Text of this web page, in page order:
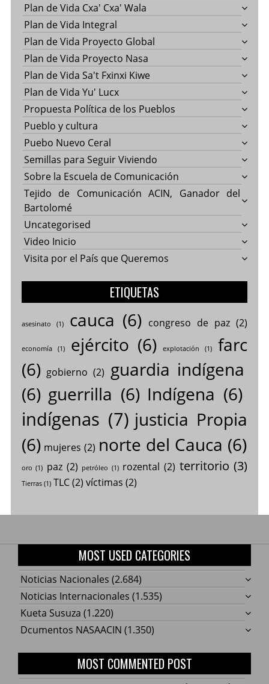
Plan de Vida Cxa' Cxa' Wala
Plan de Vida Integral
Plan de Vida Proyecto Global
Plan de Vida Proyecto Nasa
Plan de Vida Sa't Fxinxi Kiwe
Plan de Vida Yu' Lucx
Propuesta Política de los Pueblos
Pueblo y cultura
Puebo Nuevo Ceral
Semillas para Seguir Viviendo
Sobre la Escuela de Comunicación
Tejido de Comunicación ACIN, Ganador del
Bartolomé
Uncategorised
Video Inicio
Visita por el País que Queremos
ETIQUETAS
asesinato (1) cauca (6) congreso de paz(2)
economía(1) ejército (6) explotación (1)
farc
(6) gobierno (2) guardia indígena
(6) guerrilla (6) Indígena (6)
indígenas (7) justicia Propia
(6) mujeres (2) norte del Cauca (6)
oro (1) paz (2) petróleo (1) rozental (2) territorio (3)
Tierras(1) TLC(2) víctimas (2)
MOST USED CATEGORIES
Noticias Nacionales (2.684)
Noticias Internacionales (1.535)
Kueta Susuza (1.220)
Dcumentos NASAACIN (1.350)
MOST COMMENTED POST